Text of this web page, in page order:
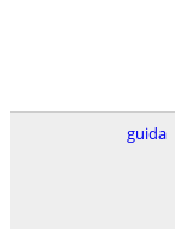
guida